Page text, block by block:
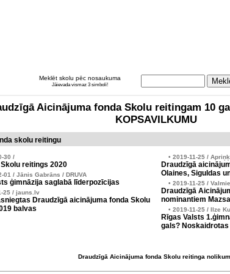
Meklēt skolu pēc nosaukuma
Jāievada vismaz 3 simboli!
Aicinājuma fonda Skolu reitingam 10
KOPSAVILKUMU
skolu reitingu
30 /
reitings 2020
01 / Jānis Gabrāns / DRUVA
ģimnāzija saglabā līderpozīcijas
25 / jauns.lv
Draudzīgā aicinājuma fonda Skolu
balvas
• 2019-11-25 /
Draudzīgā
Olaines, Siguldas
• 2019-11-25 /
Draudzīgā
nominantiem
• 2019-11-25 / Ilze
Rīgas Valsts
gals?
Draudzīgā Aicinājuma fonda Skolu reitinga